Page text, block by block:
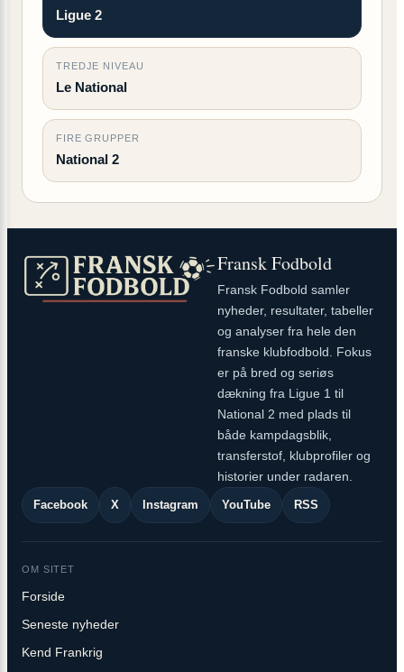
Ligue 2
TREDJE NIVEAU
Le National
FIRE GRUPPER
National 2
Fransk Fodbold
Fransk Fodbold samler
nyheder, resultater, tabeller
og analyser fra hele den
franske klubfodbold. Fokus
er på bred og seriøs
dækning fra Ligue 1 til
National 2 med plads til
både kampdagsblik,
transferstof, klubprofiler og
historier under radaren.
Facebook X Instagram YouTube RSS
OM SITET
Forside
Seneste nyheder
Kend Frankrig